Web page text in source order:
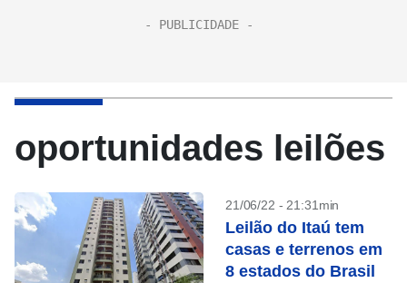
oportunidades leilões
21/06/22 - 21:31min
Leilão do Itaú tem
casas e terrenos em
8 estados do Brasil